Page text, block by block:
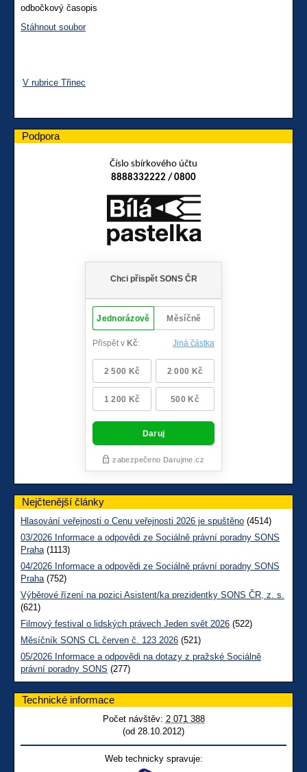
odbočkový časopis
Stáhnout soubor
V rubrice Třinec
Podpora
Číslo sbírkového účtu
8888332222 / 0800
Nejčtenější články
Hlasování veřejnosti o Cenu veřejnosti 2026 je spuštěno (4514)
03/2026 Informace a odpovědi ze Sociálně právní poradny SONS
Praha(1113)
04/2026 Informace a odpovědi ze Sociálně právní poradny SONS
Praha(752)
Výběrové řízení na pozici Asistent/ka prezidentky SONS ČR, z. s.
(621)
Filmový festival o lidských právech Jeden svět 2026 (522)
Měsíčník SONS CL červen č. 123 2026 (521)
05/2026 Informace a odpovědi na dotazy z pražské Sociálně
právní poradny SONS (277)
Technické informace
Počet návštěv: 2 071 388
(od 28.10.2012)
Web technicky spravuje: